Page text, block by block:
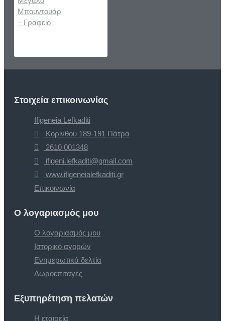
Στοιχεία επικοινωνίας
Ifigeneia Lefkaditi
Κορίνθου 189-191 Πάτρα
2610 001348
ifigeni.lefkaditi@gmail.com
www.ifigeneialefkaditi.gr
Επικοινωνία
Ο λογαριασμός μου
Ο λογαριασμός μου
Ιστορικό αγορών
Ενημερωτικά δελτία
Δωροεπιταγές
Εξυπηρέτηση πελατών
Η εταιρεία